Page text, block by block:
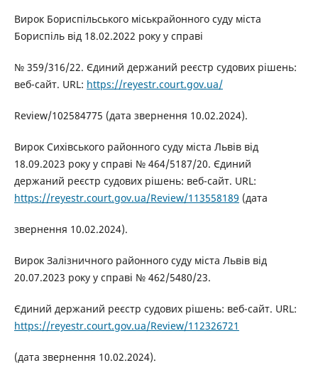
Вирок Бориспільського міськрайонного суду міста
Бориспіль від 18.02.2022 року у справі
№ 359/316/22. Єдиний держаний реєстр судових рішень:
веб-сайт. URL: https://reyestr.court.gov.ua/
Review/102584775 (дата звернення 10.02.2024).
Вирок Сихівського районного суду міста Львів від
18.09.2023 року у справі № 464/5187/20. Єдиний
держаний реєстр судових рішень: веб-сайт. URL:
https://reyestr.court.gov.ua/Review/113558189 (дата
звернення 10.02.2024).
Вирок Залізничного районного суду міста Львів від
20.07.2023 року у справі № 462/5480/23.
Єдиний держаний реєстр судових рішень: веб-сайт. URL:
https://reyestr.court.gov.ua/Review/112326721
(дата звернення 10.02.2024).